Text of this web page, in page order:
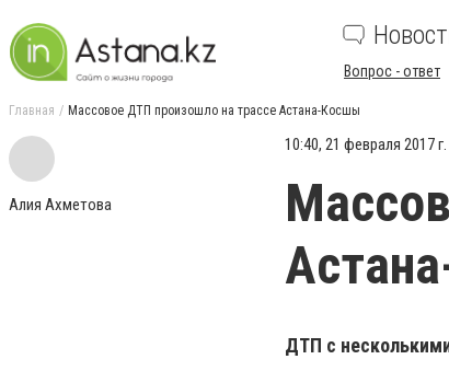
Вопрос - ответ
Главная Массовое ДТП произошло на трассе Астана-Косшы
Алия Ахметова
10:40, 21 февраля 2017 г.
ДТП с